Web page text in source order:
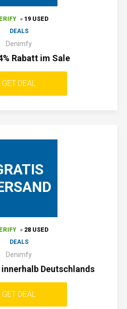
19 USED
DEALS
Denimfy
Rabatt im Sale
GET DEAL
28 USED
DEALS
Denimfy
Deutschlands
GET DEAL